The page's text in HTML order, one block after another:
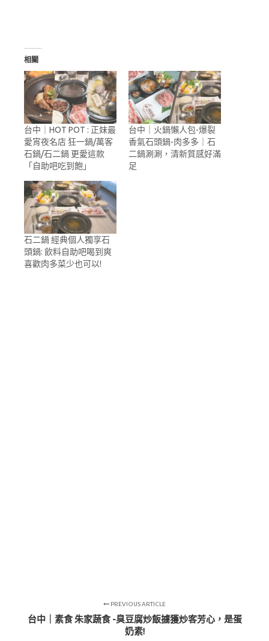
相關
台中｜HOT POT : 正妹最
愛宵夜名店 狂一鍋/萬客
石鍋/石二鍋 更愛這款
「自助吧吃到飽」
台中｜火鍋懶人包-爆裂
香氣石頭鍋-肉多多｜石
二鍋涮涮，清新質感好滿
足
石二鍋 經典個人獨享石
頭鍋: 飲料自助吧喝到爽
喜歡肉多菜少也可以!
PREVIOUS ARTICLE
台中｜素食 朱家蔬食 -臭豆腐炒飯擄獲炒客芳心，是蛋
奶素!